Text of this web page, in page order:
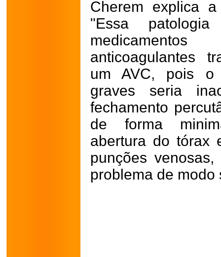
Cherem explica
"Essa
anticoagulantes
um AVC, pois o
graves seria
fechamento
de forma
abertura do tórax
punções
problema de modo